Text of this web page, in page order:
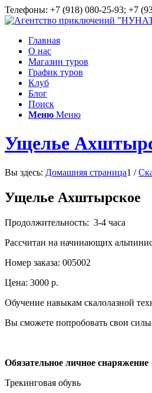
Телефоны: +7 (918) 080-25-93; +7
Главная
О нас
Магазин туров
График туров
Клуб
Блог
Поиск
Меню Меню
Ущелье
Вы здесь: Домашняя страница1 /
Ущелье Ахштырское
Продолжительность: 3-4 часа
Рассчитан на начинающих
Номер заказа: 005002
Цена: 3000 р.
Обучение навыкам скалолазной
Вы сможете попробовать свои
Обязательное личное снаряжение
Трекинговая обувь